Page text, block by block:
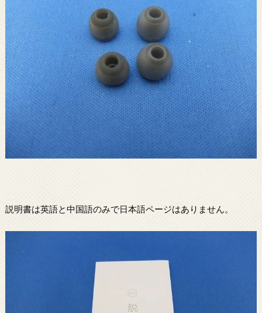
説明書は英語と中国語のみで日本語ページはありません。